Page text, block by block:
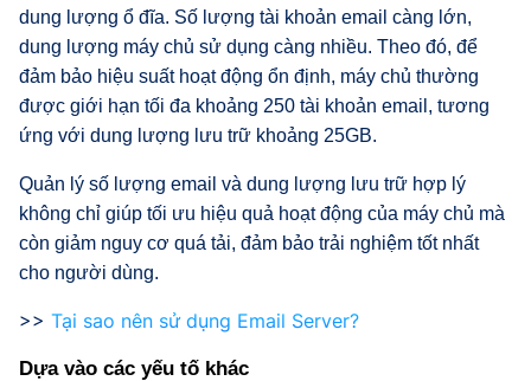
dung lượng ổ đĩa. Số lượng tài khoản email càng lớn,
dung lượng máy chủ sử dụng càng nhiều. Theo đó, để
đảm bảo hiệu suất hoạt động ổn định, máy chủ thường
được giới hạn tối đa khoảng 250 tài khoản email, tương
ứng với dung lượng lưu trữ khoảng 25GB.
Quản lý số lượng email và dung lượng lưu trữ hợp lý
không chỉ giúp tối ưu hiệu quả hoạt động của máy chủ mà
còn giảm nguy cơ quá tải, đảm bảo trải nghiệm tốt nhất
cho người dùng.
>> Tại sao nên sử dụng Email Server?
Dựa vào các yếu tố khác